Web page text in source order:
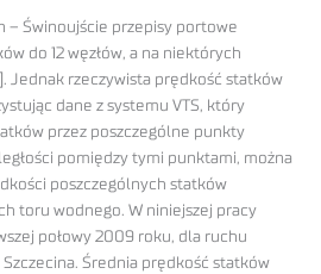
– Świnoujście przepisy portowe
do 12 węzłów, a na niektórych
Jednak rzeczywista prędkość statków
dane z systemu VTS, który
przez poszczególne punkty
pomiędzy tymi punktami, można
poszczególnych statków
toru wodnego. W niniejszej pracy
połowy 2009 roku, dla ruchu
Średnia prędkość statków